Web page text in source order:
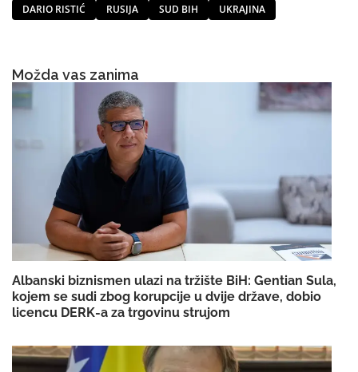
DARIO RISTIĆ RUSIJA SUD BIH UKRAJINA
Možda vas zanima
Albanski biznismen ulazi na tržište BiH: Gentian Sula,
kojem se sudi zbog korupcije u dvije države, dobio
licencu DERK-a za trgovinu strujom